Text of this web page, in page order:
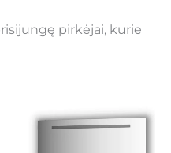
pirkėjai, kurie